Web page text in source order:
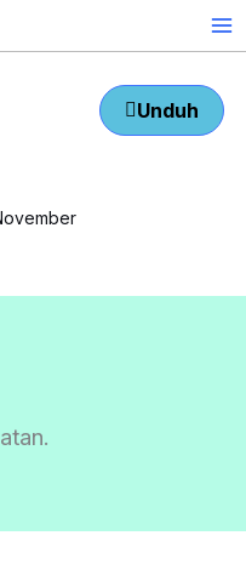
Unduh